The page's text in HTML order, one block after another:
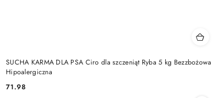
SUCHA KARMA DLA PSA Ciro dla szczeniąt Ryba 5 kg Bezzbożowa
Hipoalergiczna
Cena:
71.98